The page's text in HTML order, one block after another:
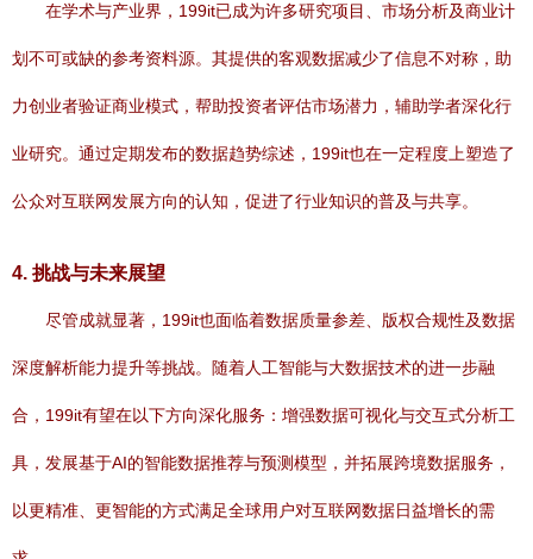
在学术与产业界，199it已成为许多研究项目、市场分析及商业计
划不可或缺的参考资料源。其提供的客观数据减少了信息不对称，助
力创业者验证商业模式，帮助投资者评估市场潜力，辅助学者深化行
业研究。通过定期发布的数据趋势综述，199it也在一定程度上塑造了
公众对互联网发展方向的认知，促进了行业知识的普及与共享。
4. 挑战与未来展望
尽管成就显著，199it也面临着数据质量参差、版权合规性及数据
深度解析能力提升等挑战。随着人工智能与大数据技术的进一步融
合，199it有望在以下方向深化服务：增强数据可视化与交互式分析工
具，发展基于AI的智能数据推荐与预测模型，并拓展跨境数据服务，
以更精准、更智能的方式满足全球用户对互联网数据日益增长的需